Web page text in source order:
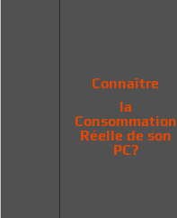
Connaître
la
Consommation
Réelle de son
PC?